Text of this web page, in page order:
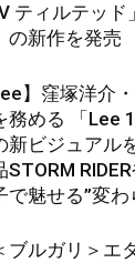
ティルテッ
の新作を発売
】窪塚洋介
務める 「Lee
新ビジュアル
STORM
で魅せる”変わ
ブルガリ＞エ